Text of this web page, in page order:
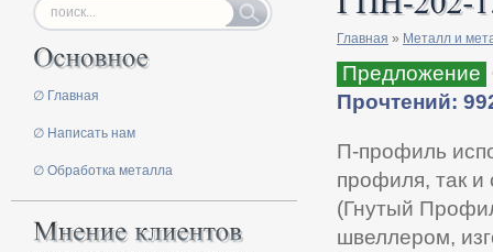
Главная » Металл и
Предложение
Прочтений:
П-профиль
профиля, так
(Гнутый
швеллером,
∅ Главная
∅ Написать нам
∅ Обработка металла